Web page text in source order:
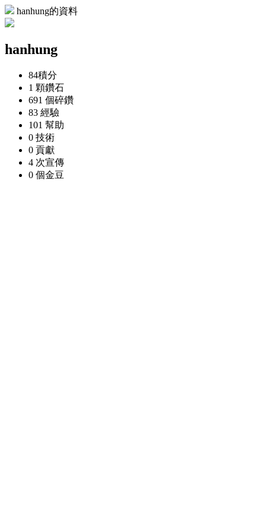
hanhung的資料
hanhung
84積分
1 顆鑽石
691 個碎鑽
83 經驗
101 幫助
0 技術
0 貢獻
4 次宣傳
0 個金豆